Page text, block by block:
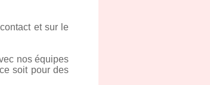
et sur le
nos équipes
soit pour des